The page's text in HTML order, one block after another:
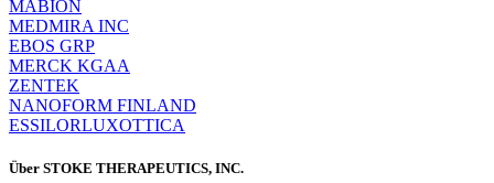
MABION
MEDMIRA INC
EBOS GRP
MERCK KGAA
ZENTEK
NANOFORM FINLAND
ESSILORLUXOTTICA
Über STOKE THERAPEUTICS, INC.